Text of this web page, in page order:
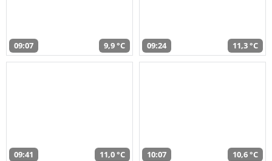
09:07 9,9 °C 09:24 11,3 °C
09:41 11,0 °C 10:07 10,6 °C